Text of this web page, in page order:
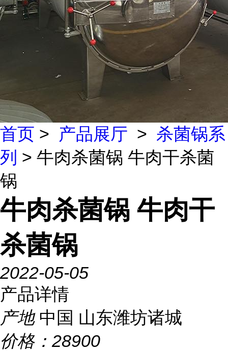
首页 > 产品展厅 > 杀菌锅系
列 > 牛肉杀菌锅 牛肉干杀菌
锅
牛肉杀菌锅 牛肉干
杀菌锅
2022-05-05
产品详情
产地 中国 山东潍坊诸城
价格： 28900